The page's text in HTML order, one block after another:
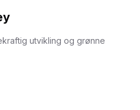
utvikling og grønne